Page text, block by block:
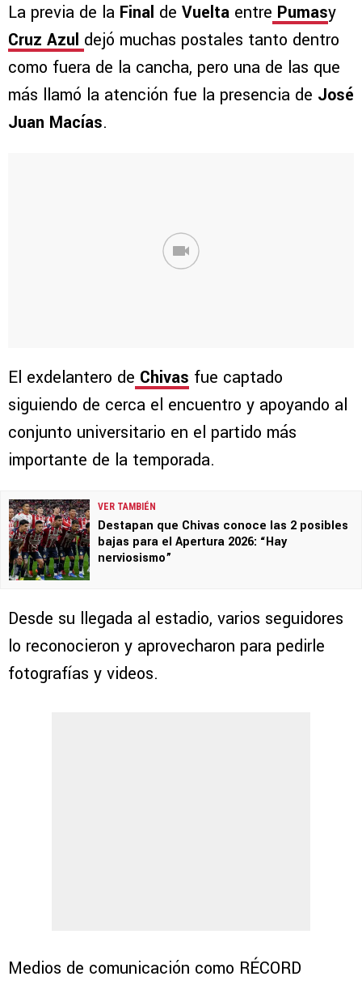
La previa de la Final de Vuelta entre Pumasy
Cruz Azul dejó muchas postales tanto dentro
como fuera de la cancha, pero una de las que
más llamó la atención fue la presencia de José
Juan Macías.
El exdelantero de Chivas fue captado
siguiendo de cerca el encuentro y apoyando al
conjunto universitario en el partido más
importante de la temporada.
VER TAMBIÉN
Destapan que Chivas conoce las 2 posibles
bajas para el Apertura 2026: “Hay
nerviosismo”
Desde su llegada al estadio, varios seguidores
lo reconocieron y aprovecharon para pedirle
fotografías y videos.
Medios de comunicación como RÉCORD